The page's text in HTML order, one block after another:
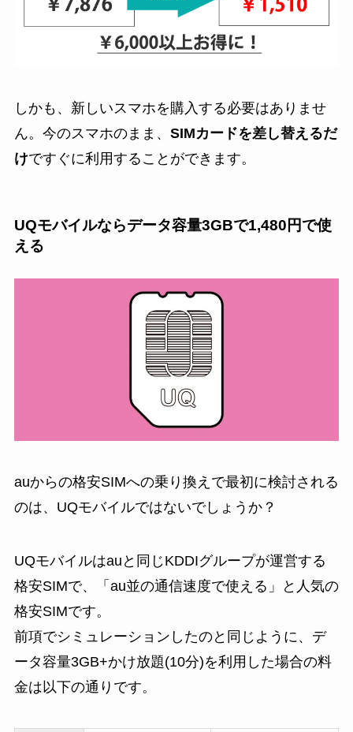
しかも、新しいスマホを購入する必要はありませ
ん。今のスマホのまま、 SIMカードを差し替えるだ
けですぐに利用することができます。
UQモバイルならデータ容量3GBで1,480円で使
える
auからの格安SIMへの乗り換えで最初に検討される
のは、UQモバイルではないでしょうか？
UQモバイルはauと同じKDDIグループが運営する
格安SIMで、「au並の通信速度で使える」と人気の
格安SIMです。
前項でシミュレーションしたのと同じように、デ
ータ容量3GB+かけ放題(10分)を利用した場合の料
金は以下の通りです。